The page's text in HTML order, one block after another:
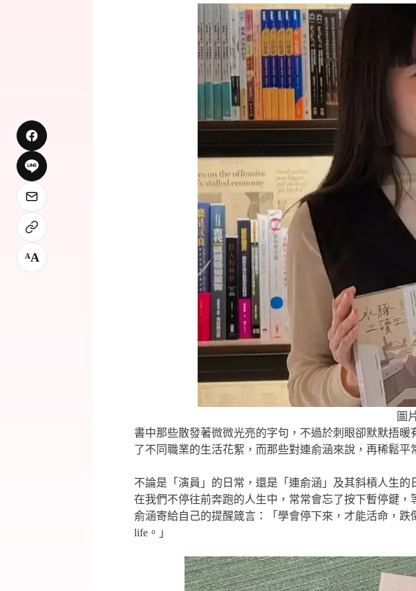
圖
書中那些散發著微微光亮的字句，不過於刺眼卻默默捂
了不同職業的生活花絮，而那些對連俞涵來說，再稀鬆
不論是「演員」的日常，還是「連俞涵」及其斜槓人生
在我們不停往前奔跑的人生中，常常會忘了按下暫停鍵
俞涵寄給自己的提醒箴言：「學會停下來，才能活命，
life。」
AA